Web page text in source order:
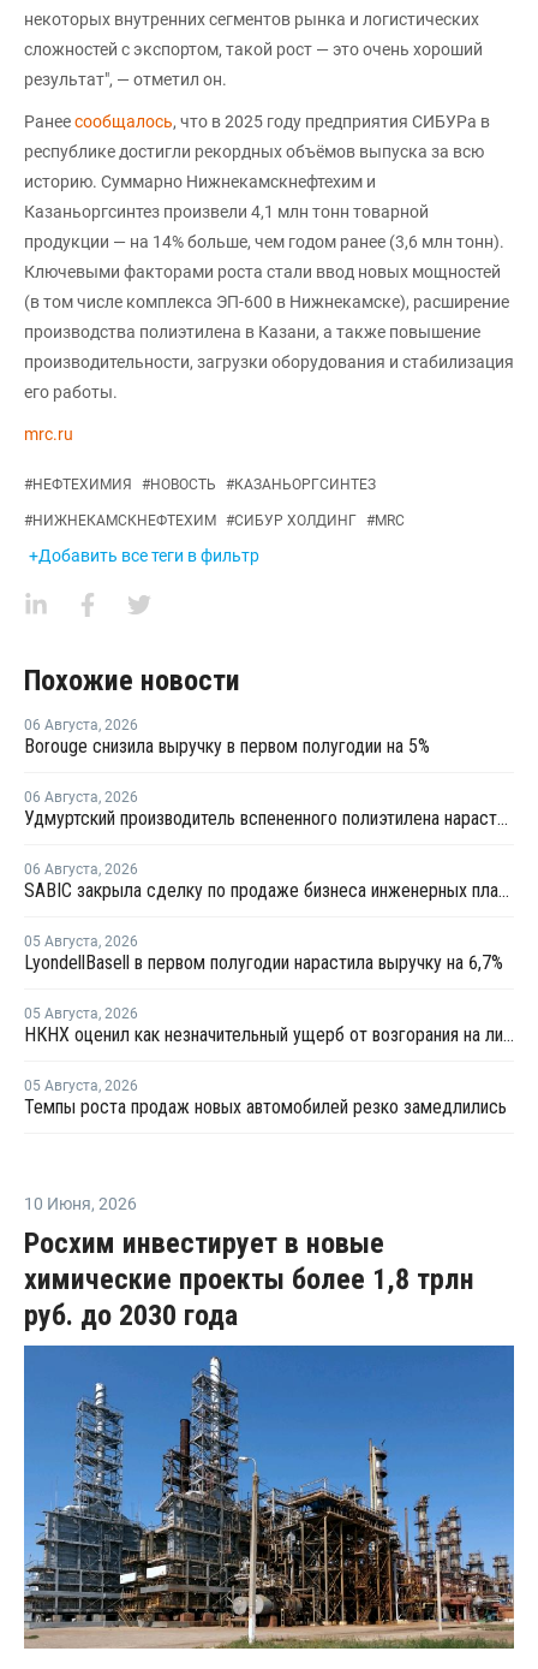
некоторых внутренних сегментов рынка и логистических
сложностей с экспортом, такой рост — это очень хороший
результат", — отметил он.
Ранеесообщалось, что в 2025 году предприятия СИБУРа в
республике достигли рекордных объёмов выпуска за всю
историю. Суммарно Нижнекамскнефтехим и
Казаньоргсинтез произвели 4,1 млн тонн товарной
продукции — на 14% больше, чем годом ранее (3,6 млн тонн).
Ключевыми факторами роста стали ввод новых мощностей
(в том числе комплекса ЭП-600 в Нижнекамске), расширение
производства полиэтилена в Казани, а также повышение
производительности, загрузки оборудования и стабилизация
его работы.
mrc.ru
#НЕФТЕХИМИЯ #НОВОСТЬ #КАЗАНЬОРГСИНТЕЗ
#НИЖНЕКАМСКНЕФТЕХИМ #СИБУР ХОЛДИНГ #MRC
+Добавить все теги в фильтр
Похожие новости
06 Августа, 2026
Borouge снизила выручку в первом полугодии на 5%
06 Августа, 2026
Удмуртский производитель вспененного полиэтилена нарастит выпуск на 15%
06 Августа, 2026
SABIC закрыла сделку по продаже бизнеса инженерных пластиков компании Mutares за USD450 млн
05 Августа, 2026
LyondellBasell в первом полугодии нарастила выручку на 6,7%
05 Августа, 2026
НКНХ оценил как незначительный ущерб от возгорания на линии полистирола
05 Августа, 2026
Темпы роста продаж новых автомобилей резко замедлились
10 Июня, 2026
Росхим инвестирует в новые
химические проекты более 1,8 трлн
руб. до 2030 года